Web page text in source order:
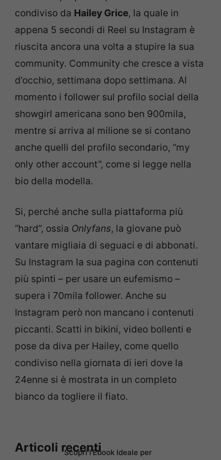
condiviso da Hailey Grice, la quale in
appena 5 secondi di Reel su Instagram è
riuscita ancora una volta a stupire la sua
community. Community che cresce a vista
d’occhio, settimana dopo settimana. Al
momento i follower sul profilo social della
showgirl americana sono ben 900mila,
mentre si arriva al milione se si contano
anche quelli del profilo secondario, “my
only other account”, come si legge nella
bio della modella.
Si, perché anche sulla piattaforma più
“hard”, ossia Onlyfans, la giovane può
vantare migliaia di seguaci e di abbonati.
Su Instagram la sua pagina con contenuti
più spinti – per usare un eufemismo –
supera i 70mila follower. Anche su
Instagram però non mancano i contenuti
piccanti. Scatti in bikini, video bollenti e
pose da diva per Hailey, come quello
condiviso nella giornata di ieri dove la
24enne si è mostrata in un completo
bianco da togliere il fiato.
Articoli recentiScopri l’Ebook Ideale per